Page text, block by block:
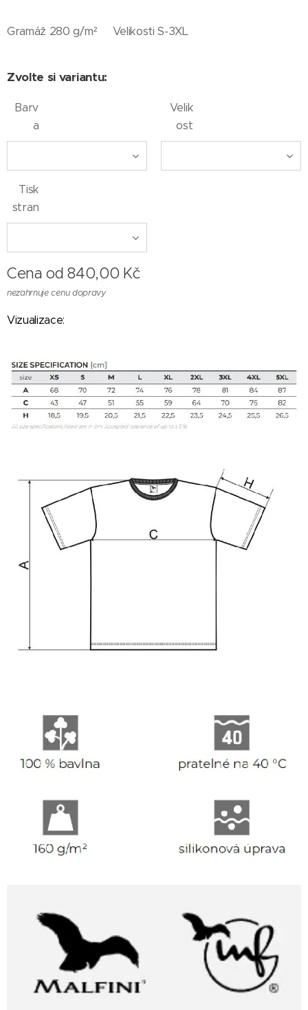
Gramáž 280 g/m² Velikosti S-3XL
Zvolte si variantu:
Barv
a
Velik
ost
Tisk
stran
Cena od840,00 Kč
nezahrnuje cenu dopravy
Vizualizace: